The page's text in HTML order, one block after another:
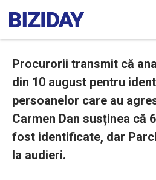
Procurorii transmit că
din 10 august pentru
persoanelor care au
Carmen Dan susținea că
fost identificate, dar
la audieri.